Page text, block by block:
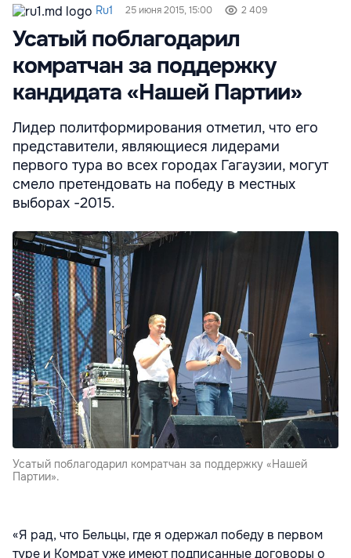
Ru1 25 июня 2015, 15:00 2 409
Усатый поблагодарил
комратчан за поддержку
кандидата «Нашей Партии»
Лидер политформирования отметил, что его
представители, являющиеся лидерами
первого тура во всех городах Гагаузии, могут
смело претендовать на победу в местных
выборах -2015.
Усатый поблагодарил комратчан за поддержку «Нашей
Партии».
«Я рад, что Бельцы, где я одержал победу в первом
туре и Комрат уже имеют подписанные договоры о